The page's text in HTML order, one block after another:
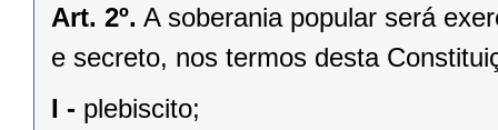
Art. 2º. A soberania popular será
e secreto, nos termos desta
I - plebiscito;